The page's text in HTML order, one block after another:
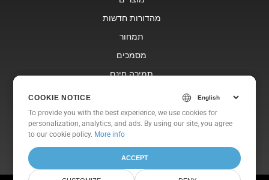
COOKIE NOTICE
To provide you with the best experience, we use cookies for
personalization, analytics, and ads. By using our site, you agree
toour cookie policy.
ACCEPT
מהדורות חדשות
תמחור
מסמכים
תמיכה חינם
אתרי אינטרנט
אוֹדוֹת
COOKIE NOTICE
To provide you with the best experience, we use cookies for
personalization, analytics, and ads. By using our site, you agree
to our cookie policy. More info
ACCEPT